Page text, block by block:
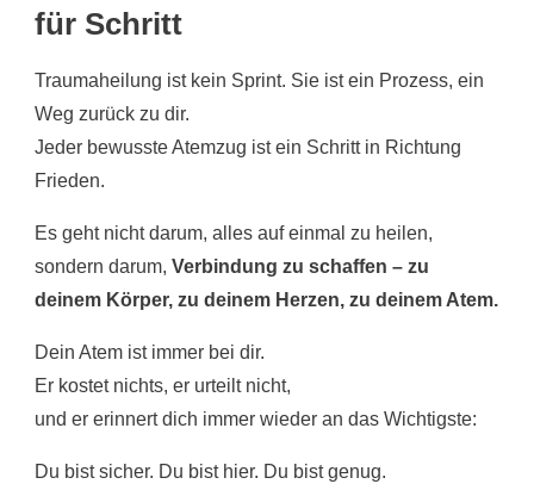
für Schritt
Traumaheilung ist kein Sprint. Sie ist ein Prozess, ein
Weg zurück zu dir.
Jeder bewusste Atemzug ist ein Schritt in Richtung
Frieden.
Es geht nicht darum, alles auf einmal zu heilen,
sondern darum, Verbindung zu schaffen – zu
deinem Körper, zu deinem Herzen, zu deinem Atem.
Dein Atem ist immer bei dir.
Er kostet nichts, er urteilt nicht,
und er erinnert dich immer wieder an das Wichtigste:
Du bist sicher. Du bist hier. Du bist genug.